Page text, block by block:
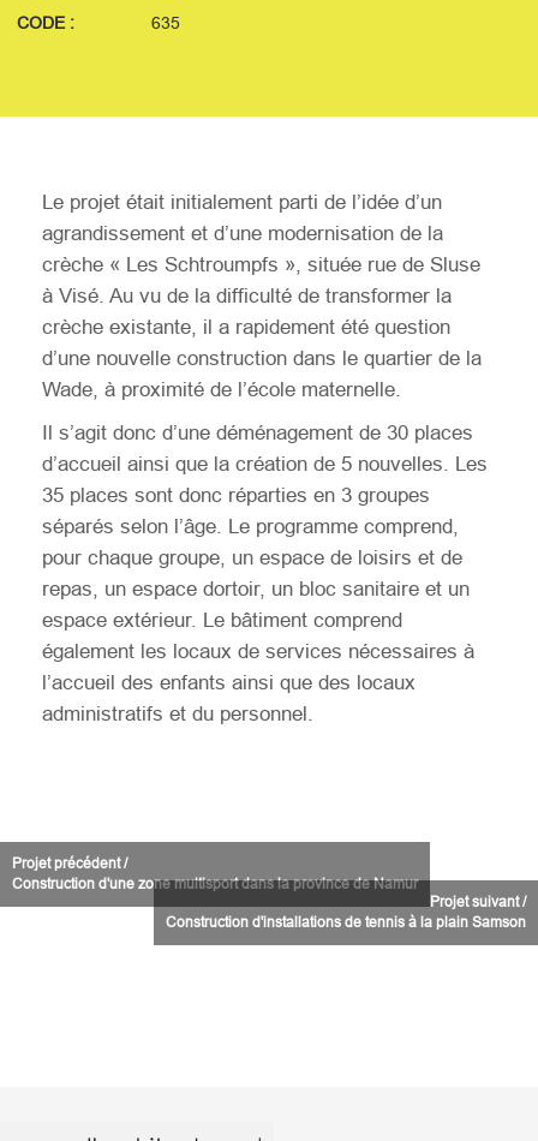
CODE :
635
Le projet était initialement parti de l’idée d’un
agrandissement et d’une modernisation de la
crèche « Les Schtroumpfs », située rue de Sluse
à Visé. Au vu de la difficulté de transformer la
crèche existante, il a rapidement été question
d’une nouvelle construction dans le quartier de la
Wade, à proximité de l’école maternelle.
Il s’agit donc d’une déménagement de 30 places
d’accueil ainsi que la création de 5 nouvelles. Les
35 places sont donc réparties en 3 groupes
séparés selon l’âge. Le programme comprend,
pour chaque groupe, un espace de loisirs et de
repas, un espace dortoir, un bloc sanitaire et un
espace extérieur. Le bâtiment comprend
également les locaux de services nécessaires à
l’accueil des enfants ainsi que des locaux
administratifs et du personnel.
Projet précédent /
Construction d'une zone multisport dans la province de Namur
Projet suivant /
Construction d'installations de tennis à la plain Samson